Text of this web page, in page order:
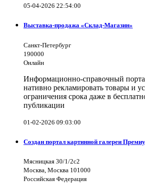
05-04-2026 22:54:00
Выставка-продажа «Склад-Магазин»
Санкт-Петербург
190000
Онлайн
Информационно-справочный
нативно рекламировать товары и
ограничения срока даже в
публикации
01-02-2026 09:03:00
Создан портал картинной галереи
Мясницкая 30/1/2с2
Москва, Москва 101000
Российская Федерация